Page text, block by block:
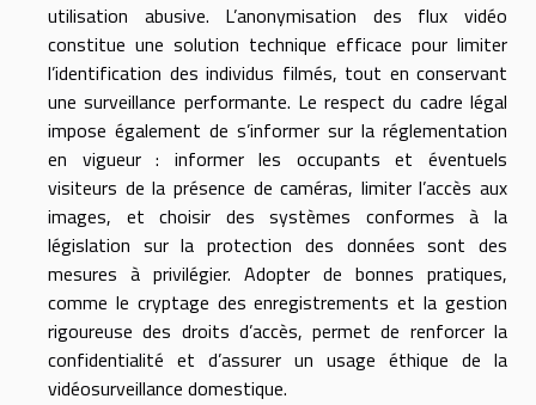
utilisation abusive. L’anonymisation des flux vidéo
constitue une solution technique efficace pour limiter
l’identification des individus filmés, tout en conservant
une surveillance performante. Le respect du cadre légal
impose également de s’informer sur la réglementation
en vigueur : informer les occupants et éventuels
visiteurs de la présence de caméras, limiter l’accès aux
images, et choisir des systèmes conformes à la
législation sur la protection des données sont des
mesures à privilégier. Adopter de bonnes pratiques,
comme le cryptage des enregistrements et la gestion
rigoureuse des droits d’accès, permet de renforcer la
confidentialité et d’assurer un usage éthique de la
vidéosurveillance domestique.